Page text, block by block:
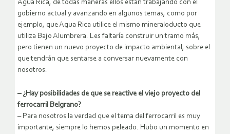
Agua Rica, de todas maneras ellos están trabajando con el
gobierno actual y avanzando en algunos temas, como por
ejemplo, que Agua Rica utilice el mismo mineraloducto que
utiliza Bajo Alumbrera. Les faltaría construir un tramo más,
pero tienen un nuevo proyecto de impacto ambiental, sobre el
que tendrán que sentarse a conversar nuevamente con
nosotros.
– ¿Hay posibilidades de que se reactive el viejo proyecto del
ferrocarril Belgrano?
– Para nosotros la verdad que el tema del ferrocarril es muy
importante, siempre lo hemos peleado. Hubo un momento en